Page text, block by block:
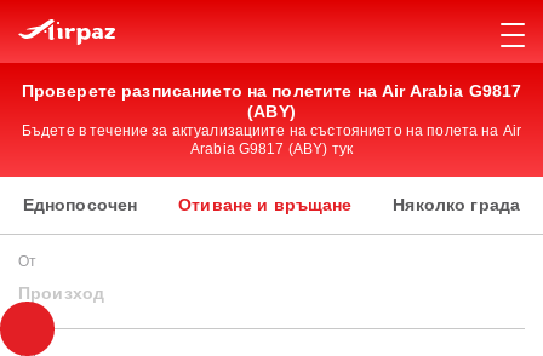
Проверете разписанието на полетите на Air Arabia G9817
(ABY)
Бъдете в течение за актуализациите на състоянието на полета на Air
Arabia G9817 (ABY) тук
Еднопосочен Отиване и връщане Няколко града
От
Произход